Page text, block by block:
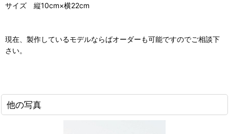
サイズ 縦10cm×横22cm
現在、製作しているモデルならばオーダーも可能ですのでご相談下
さい。
他の写真